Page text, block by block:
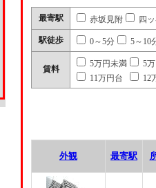
最寄駅 赤坂見附 四
駅徒歩 0～5分 5～10
賃料
5万円未満
5
11万円台
12
外観 最寄駅